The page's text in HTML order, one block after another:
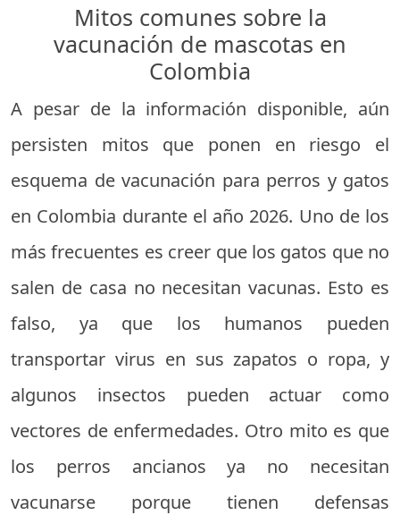
Mitos comunes sobre la
vacunación de mascotas en
Colombia
A pesar de la información disponible, aún
persisten mitos que ponen en riesgo el
esquema de vacunación para perros y gatos
en Colombia durante el año 2026. Uno de los
más frecuentes es creer que los gatos que no
salen de casa no necesitan vacunas. Esto es
falso, ya que los humanos pueden
transportar virus en sus zapatos o ropa, y
algunos insectos pueden actuar como
vectores de enfermedades. Otro mito es que
los perros ancianos ya no necesitan
vacunarse porque tienen defensas